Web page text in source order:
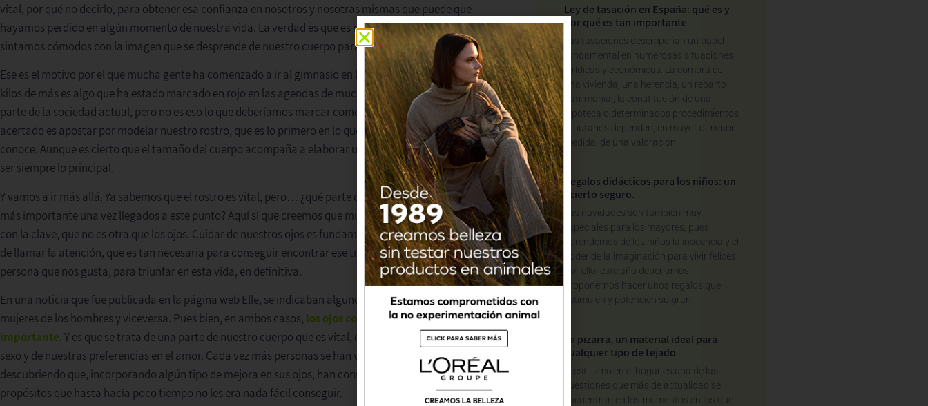
vital, por qué no decirlo, para obtener esa confianza en nosotros y nosotras mismas que puede que
hayamos perdido en algún momento de nuestra vida. La verdad es que es realmente clave que nos
sintamos cómodos con la imagen que se desprende de nuestro cuerpo para progresar en la vida.
Ese es el motivo por el que mucha gente ha comenzado a ir al gimnasio en los últimos años. Liberarse de los
kilos de más es algo que ha estado marcado en rojo en las agendas de muchas de las personas que forman
parte de la sociedad actual, pero no es eso lo que deberíamos marcar como principal. De hecho, lo más
acertado es apostar por modelar nuestro rostro, que es lo primero en lo que se fija una persona cuando nos
conoce. Aunque es cierto que el tamaño del cuerpo acompaña a elaborar una buena imagen, el rostro ha de
ser siempre lo principal.
Y vamos a ir más allá. Ya sabemos que el rostro es vital, pero… ¿qué parte del rostro creéis que podría ser la
más importante una vez llegados a este punto? Aquí sí que creemos que muchos y muchas habréis dado
con la clave, que no es otra que los ojos. Cuidar de nuestros ojos es fundamental para tener esa capacidad
de llamar la atención, que es tan necesaria para conseguir encontrar ese trabajo, para conectar con esa
persona que nos gusta, para triunfar en esta vida, en definitiva.
En una noticia que fue publicada en la página web Elle, se indicaban algunos de los rasgos que atraen a las
mujeres de los hombres y viceversa. Pues bien, en ambos casos, los ojos constituyen un apartado
importante. Y es que se trata de una parte de nuestro cuerpo que es vital, con independencia de nuestro
sexo y de nuestras preferencias en el amor. Cada vez más personas se han venido dando cuenta de ello y
descubriendo que, incorporando algún tipo de mejora en sus ojos, han conseguido algunos de los
propósitos que hasta hacía poco tiempo no les era nada fácil conseguir.
Ley de tasación en España: qué es y
por qué es tan importante
Las tasaciones desempeñan un papel
fundamental en numerosas situaciones
jurídicas y económicas. La compra de
una vivienda, una herencia, un reparto
patrimonial, la constitución de una
hipoteca o determinados procedimientos
tributarios dependen, en mayor o menor
medida, de una valoración
Regalos didácticos para los niños: un
acierto seguro.
Las navidades son también muy
especiales para los mayores, pues
aprendemos de los niños la inocencia y el
poder de la imaginación para vivir felices.
Por ello, este año deberíamos
proponernos hacer unos regalos que
estimulen y potencien su gran
La pizarra, un material ideal para
cualquier tipo de tejado
El estilismo en el hogar es una de las
cuestiones que más de actualidad se
encuentran en los momentos en los que